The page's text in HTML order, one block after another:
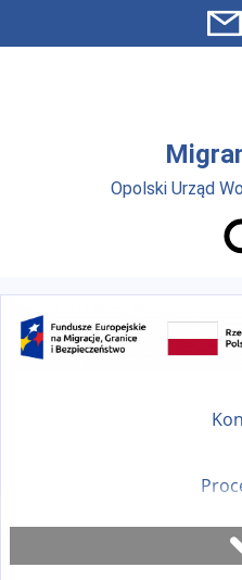
Przejdź do menu głównego
Opolski Urząd
Umów